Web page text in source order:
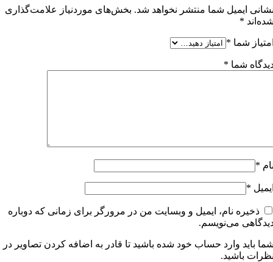
ایمیل شما منتشر نخواهد شد. بخش‌های موردنیاز علامت‌گذاری
*
شما *
شما *
*
*
ذخیره نام، ایمیل و وبسایت من در مرورگر برای زمانی که دوباره
می‌نویسم.
باید وارد حساب خود شده باشید تا قادر به اضافه کردن تصاویر در
باشید.